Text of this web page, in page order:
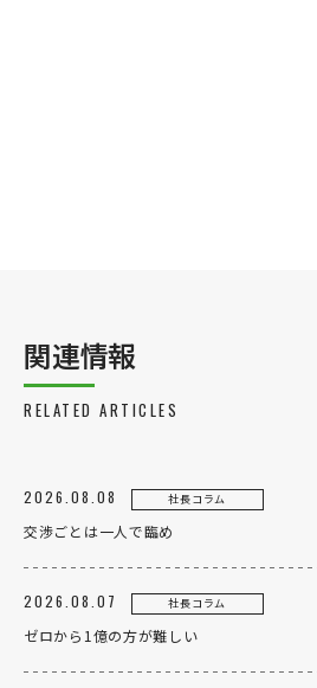
関連情報
RELATED ARTICLES
2026.08.08 社長コラム
交渉ごとは一人で臨め
2026.08.07 社長コラム
ゼロから1億の方が難しい